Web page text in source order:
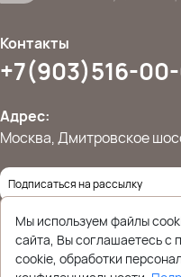
Контакты
+7(903)516-
Адрес:
Москва, Дмитровское
© 2026 Ettoplus.ru — Все права
Политика конфиденциальности
Мы используем файлы
сайта, Вы соглашаетесь с
cookie, обработки